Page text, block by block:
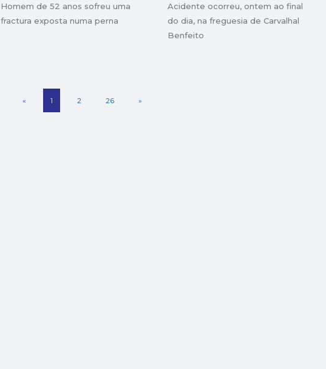
Homem de 52 anos sofreu uma
fractura exposta numa perna
Acidente ocorreu, ontem ao final
do dia, na freguesia de Carvalhal
Benfeito
« 1 2 26 »